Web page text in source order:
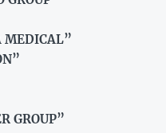
MEDICAL”
GROUP”